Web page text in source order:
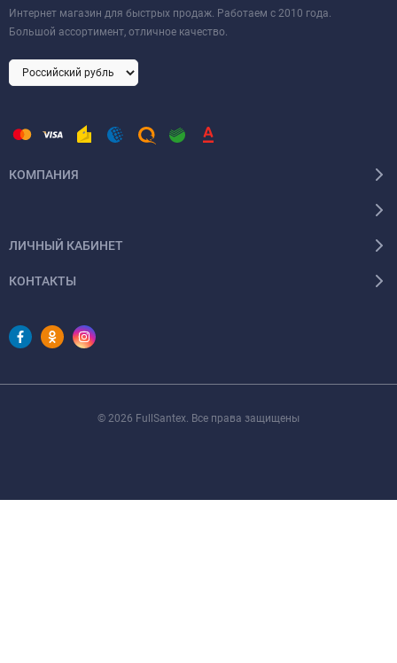
Интернет магазин для быстрых продаж. Работаем с 2010 года.
Большой ассортимент, отличное качество.
КОМПАНИЯ
ЛИЧНЫЙ КАБИНЕТ
КОНТАКТЫ
© 2026 FullSantex. Все права защищены